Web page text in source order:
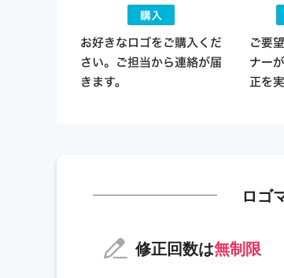
ロゴ
修正回数は無制限